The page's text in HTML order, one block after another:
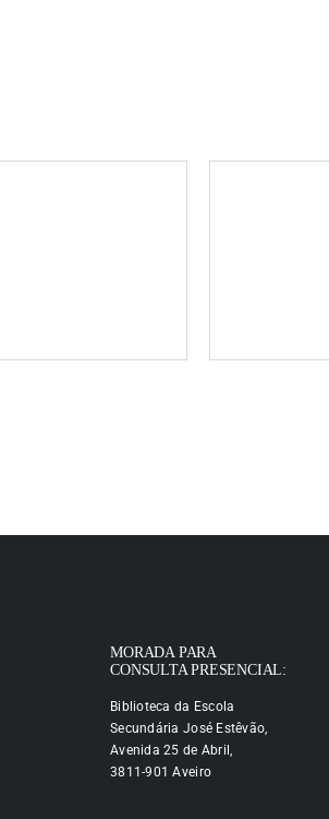
MORADA PARA
CONSULTA PRESENCIAL:
Biblioteca da Escola
Secundária José Estêvão,
Avenida 25 de Abril,
3811-901 Aveiro